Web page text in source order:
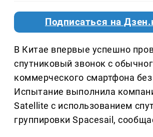
Подписаться на
В Китае впервые успешно
спутниковый звонок с
коммерческого смартфона
Испытание выполнила
Satellite с использованием
группировки Spacesail,